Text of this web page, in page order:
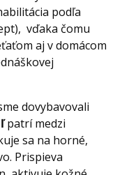
podľa
vďaka čomu
aj v domácom
dovybavovali
patrí medzi
sa na horné,
Prispieva